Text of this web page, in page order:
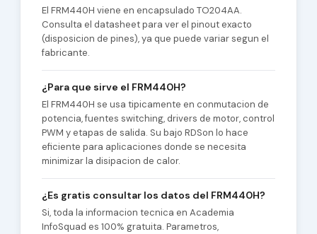
El FRM440H viene en encapsulado TO204AA.
Consulta el datasheet para ver el pinout exacto
(disposicion de pines), ya que puede variar segun el
fabricante.
¿Para que sirve el FRM440H?
El FRM440H se usa tipicamente en conmutacion de
potencia, fuentes switching, drivers de motor, control
PWM y etapas de salida. Su bajo RDSon lo hace
eficiente para aplicaciones donde se necesita
minimizar la disipacion de calor.
¿Es gratis consultar los datos del FRM440H?
Si, toda la informacion tecnica en Academia
InfoSquad es 100% gratuita. Parametros,